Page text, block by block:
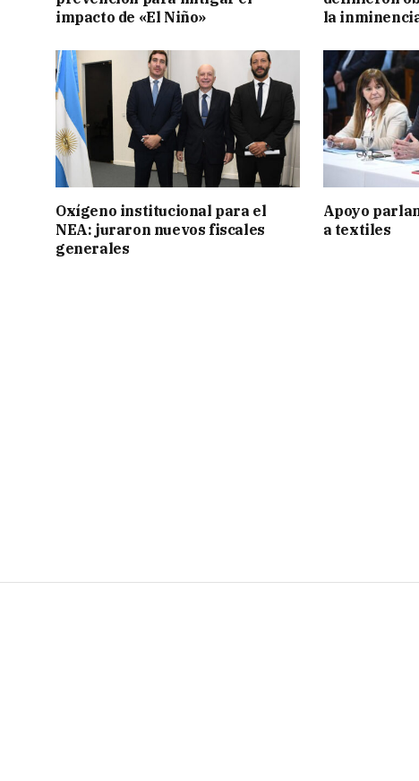
impacto de «El Niño»
la
Oxígeno institucional para el
NEA: juraron nuevos fiscales
generales
Apoyo
a textiles